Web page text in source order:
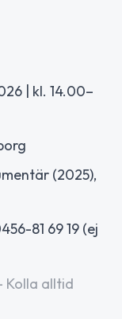
| kl. 14.00–
(2025),
81 69 19 (ej
Kolla alltid